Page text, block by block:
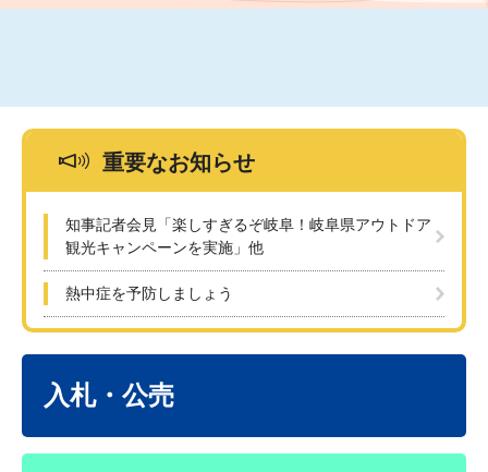
重要なお知らせ
知事記者会見「楽しすぎるぞ岐阜！岐阜県アウトドア
観光キャンペーンを実施」他
熱中症を予防しましょう
入札・公売